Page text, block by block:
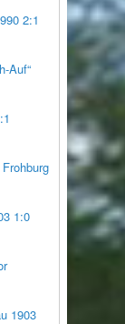
2:1
Auf“
1:0
1903